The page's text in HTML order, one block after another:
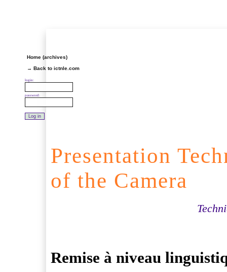
Home (archives)
→ Back to ictnle.com
login:
password:
Presentation
of the Camera
Remise à niveau